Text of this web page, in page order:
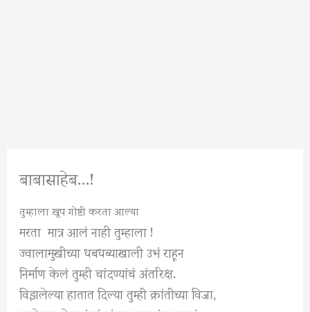
बाबासाहेब…!
तुम्हाला खूप गोष्टी करता आल्या
मरता मात्र आलं नाही तुम्हाला !
ज्वालामुखीच्या धबधब्याखाली उभं राहून
निर्माण केलं तुम्ही चांदण्यांचं अंतरिक्ष.
विझलेल्या हातात दिल्या तुम्ही क्रांतीच्या विजा,